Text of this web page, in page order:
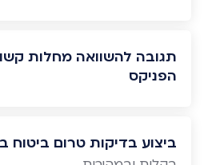
תגובה להשוואה מחלות
הפניקס
ביצוע בדיקות טרום ביטוח